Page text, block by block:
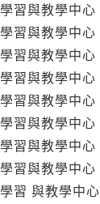
習與教學中心
習與教學中心
習與教學中心
習與教學中心
習與教學中心
習與教學中心
習與教學中心
習與教學中心
習 與教學中心